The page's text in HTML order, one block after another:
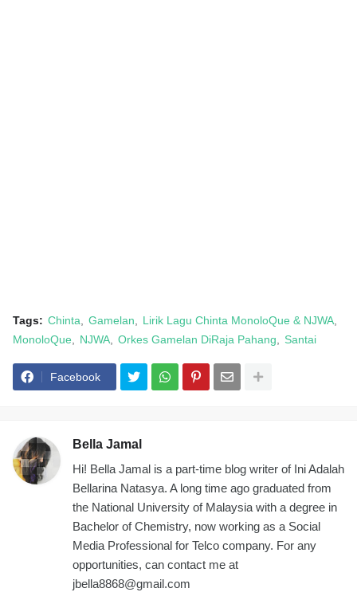
Tags: Chinta Gamelan
Lirik Lagu Chinta MonoloQue & NJWA
MonoloQue
NJWA Orkes Gamelan DiRaja Pahang Santai
Facebook
Bella Jamal
Hi! Bella Jamal is a part-time blog writer of Ini Adalah
Bellarina Natasya. A long time ago graduated from
the National University of Malaysia with a degree in
Bachelor of Chemistry, now working as a Social
Media Professional for Telco company. For any
opportunities, can contact me at
jbella8868@gmail.com